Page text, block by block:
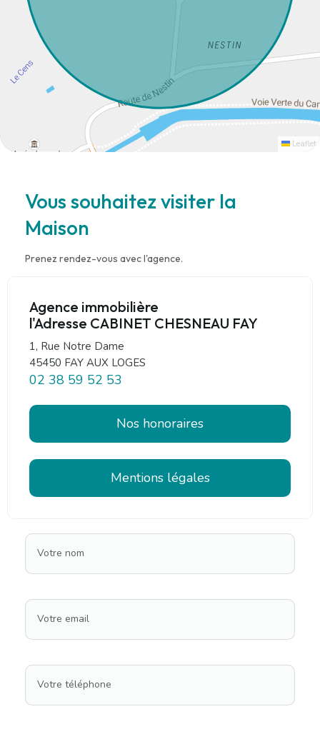
Leaflet
Vous souhaitez visiter la
Maison
Prenez rendez-vous avec l'agence.
Agence immobilière
l'Adresse CABINET CHESNEAU FAY
1, Rue Notre Dame
45450 FAY AUX LOGES
02 38 59 52 53
Nos honoraires
Mentions légales
Votre nom
Votre email
Votre téléphone